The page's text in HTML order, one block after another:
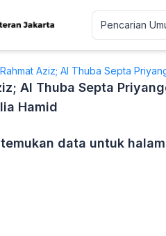
Rahmat Aziz; Al Thuba Septa
Al Thuba Septa
Hamid
data untuk